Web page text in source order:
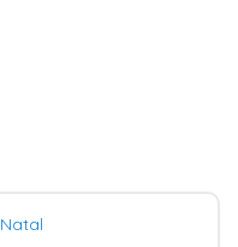
Natal